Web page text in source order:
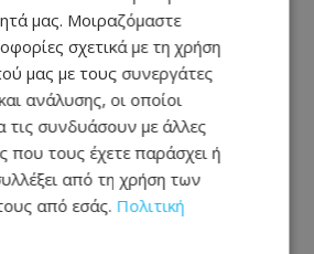
μας. Μοιραζόμαστε
σχετικά με τη χρήση
μας με τους συνεργάτες
ανάλυσης, οι οποίοι
τις συνδυάσουν με άλλες
που τους έχετε παράσχει ή
από τη χρήση των
από εσάς. Πολιτική